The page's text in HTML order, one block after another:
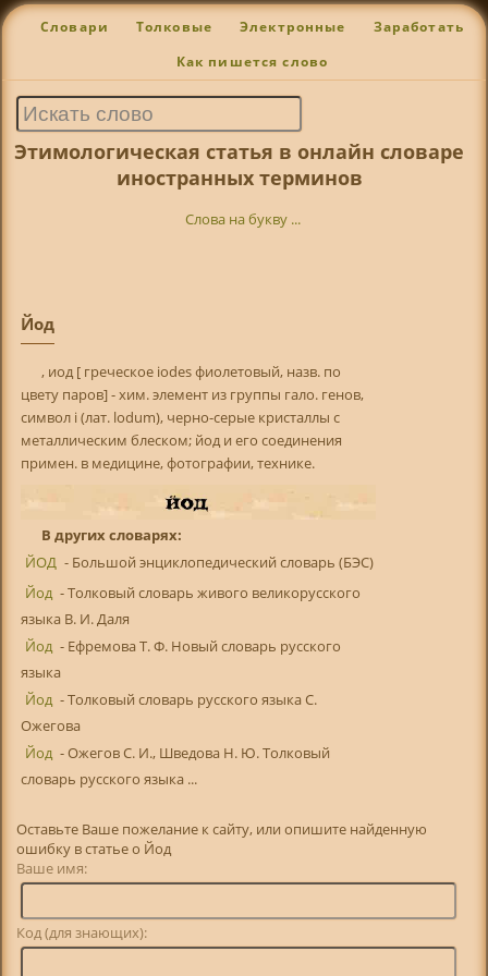
Словари Толковые Электронные Заработать
Как пишется слово
Этимологическая статья в онлайн словаре
иностранных терминов
Слова на букву ...
Йод
, иод [ греческое iodes фиолетовый, назв. по
цвету паров] - хим. элемент из группы гало. генов,
символ i (лат. lodum), черно-серые кристаллы с
металлическим блеском; йод и его соединения
примен. в медицине, фотографии, технике.
В других словарях:
ЙОД - Большой энциклопедический словарь (БЭС)
Йод - Толковый словарь живого великорусского
языка В. И. Даля
Йод - Ефремова Т. Ф. Новый словарь русского
языка
Йод - Толковый словарь русского языка С.
Ожегова
Йод - Ожегов С. И., Шведова Н. Ю. Толковый
словарь русского языка ...
Оставьте Ваше пожелание к сайту, или опишите найденную
ошибку в статье о Йод
Ваше имя:
Код (для знающих):